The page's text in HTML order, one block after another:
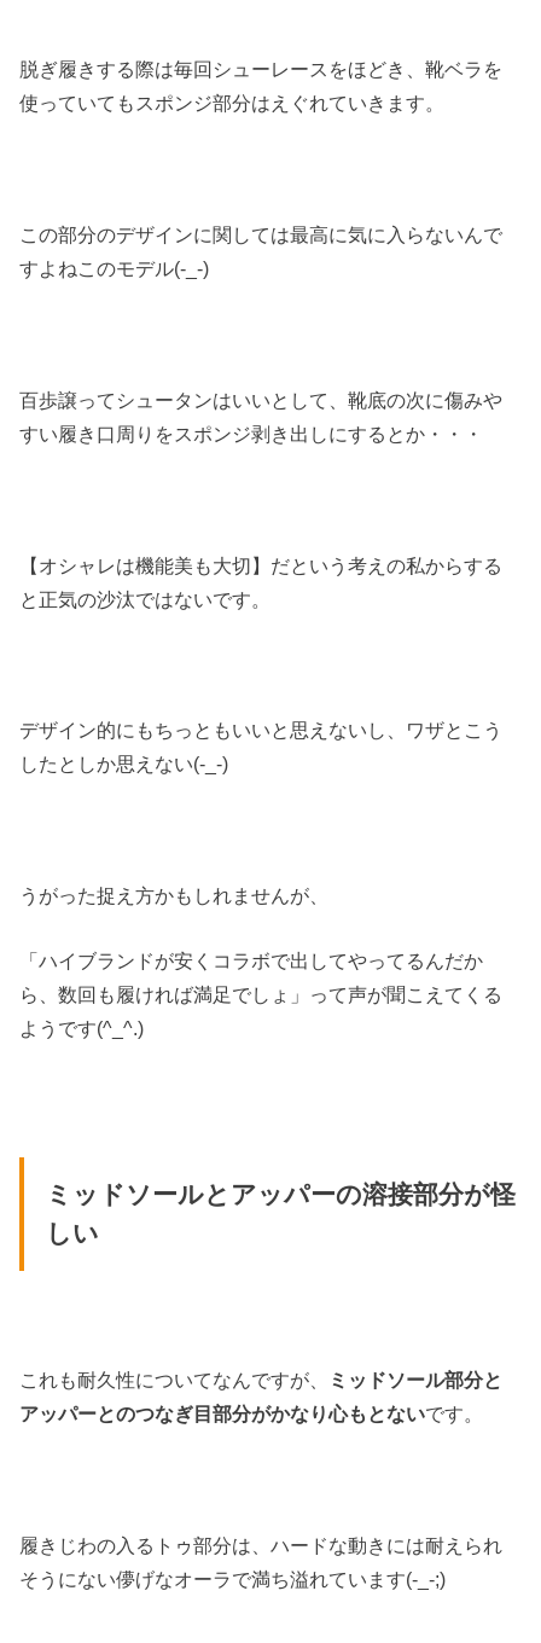
脱ぎ履きする際は毎回シューレースをほどき、靴ベラを
使っていてもスポンジ部分はえぐれていきます。
この部分のデザインに関しては最高に気に入らないんで
すよねこのモデル(-_-)
百歩譲ってシュータンはいいとして、靴底の次に傷みや
すい履き口周りをスポンジ剥き出しにするとか・・・
【オシャレは機能美も大切】だという考えの私からする
と正気の沙汰ではないです。
デザイン的にもちっともいいと思えないし、ワザとこう
したとしか思えない(-_-)
うがった捉え方かもしれませんが、
「ハイブランドが安くコラボで出してやってるんだか
ら、数回も履ければ満足でしょ」って声が聞こえてくる
ようです(^_^.)
ミッドソールとアッパーの溶接部分が怪
しい
これも耐久性についてなんですが、
ミッドソール部分と
アッパーとのつなぎ目部分がかなり心もとないです。
履きじわの入るトゥ部分は、ハードな動きには耐えられ
そうにない儚げなオーラで満ち溢れています(-_-;)